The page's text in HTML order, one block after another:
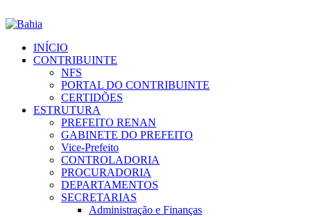
INÍCIO
CONTRIBUINTE
NFS
PORTAL DO CONTRIBUINTE
CERTIDÕES
ESTRUTURA
PREFEITO RENAN
GABINETE DO PREFEITO
Vice-Prefeito
CONTROLADORIA
PROCURADORIA
DEPARTAMENTOS
SECRETARIAS
Administração e Finanças